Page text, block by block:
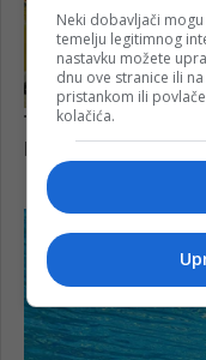
Neki dobavljači
temelju legitimnog
nastavku možete
dnu ove stranice ili
pristankom ili
kolačića.